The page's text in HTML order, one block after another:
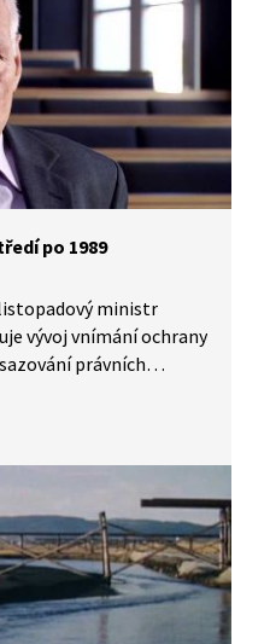
který by vyloučil
po 1989
ministr
vývoj vnímání ochrany
právních